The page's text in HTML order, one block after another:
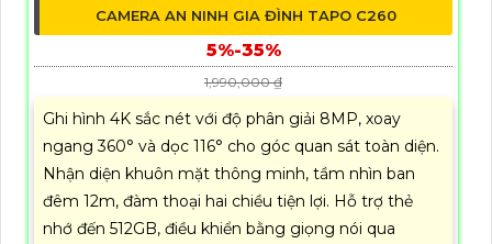
CAMERA AN NINH GIA ĐÌNH TAPO C260
5%-35%
1,990,000 ₫
Ghi hình 4K sắc nét với độ phân giải 8MP, xoay
ngang 360° và dọc 116° cho góc quan sát toàn diện.
Nhận diện khuôn mặt thông minh, tầm nhìn ban
đêm 12m, đàm thoại hai chiều tiện lợi. Hỗ trợ thẻ
nhớ đến 512GB, điều khiển bằng giọng nói qua